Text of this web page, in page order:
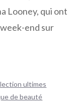
Looney, qui ont
end sur
ultimes
de beauté